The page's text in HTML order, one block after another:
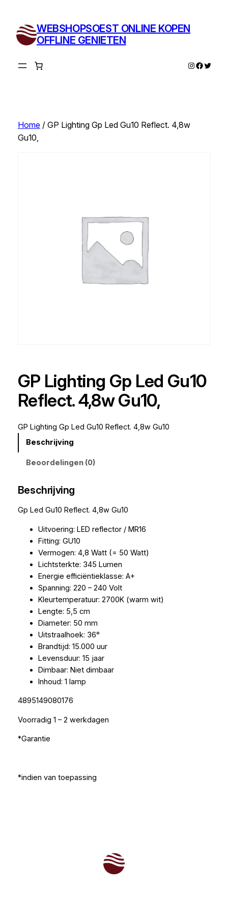
inhoud
WEBSHOPSOEST ONLINE KOPEN
OFFLINE GENIETEN
Instagram
Twitter
Home/ GP Lighting Gp Led Gu10 Reflect. 4,8w
Gu10,
GP Lighting Gp Led Gu10
Reflect. 4,8w Gu10,
GP Lighting Gp Led Gu10 Reflect. 4,8w Gu10
Beschrijving
Beoordelingen (0)
Beschrijving
Gp Led Gu10 Reflect. 4,8w Gu10
Uitvoering: LED reflector / MR16
Fitting: GU10
Vermogen: 4,8 Watt (= 50 Watt)
Lichtsterkte: 345 Lumen
Energie efficiëntieklasse: A+
Spanning: 220 – 240 Volt
Kleurtemperatuur: 2700K (warm wit)
Lengte: 5,5 cm
Diameter: 50 mm
Uitstraalhoek: 36°
Brandtijd: 15.000 uur
Levensduur: 15 jaar
Dimbaar: Niet dimbaar
Inhoud: 1 lamp
4895149080176
Voorradig 1 – 2 werkdagen
*Garantie
*indien van toepassing